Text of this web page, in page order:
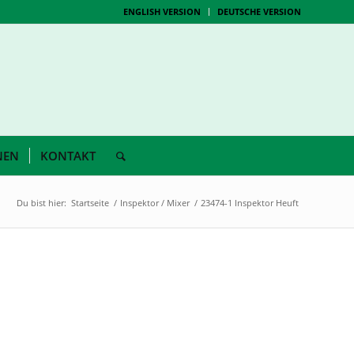
ENGLISH VERSION DEUTSCHE VERSION
KONTAKT
Du bist hier: Startseite / Inspektor / Mixer / 23474-1 Inspektor Heuft